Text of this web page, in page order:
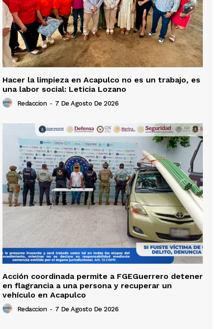
Hacer la limpieza en Acapulco no es un trabajo, es
una labor social: Leticia Lozano
Redaccion - 7 De Agosto De 2026
Acción coordinada permite a FGEGuerrero detener
en flagrancia a una persona y recuperar un
vehículo en Acapulco
Redaccion - 7 De Agosto De 2026